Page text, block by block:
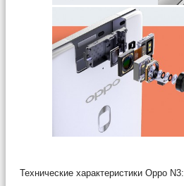
Технические характеристики Oppo N3: